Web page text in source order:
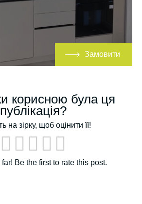
Замовити
корисною була ця
публікація?
на зірку, щоб оцінити її!
Be the first to rate this post.